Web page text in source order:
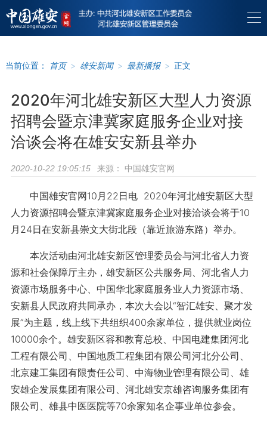
当前位置： 首页 > 雄安新闻 > 最新播报 > 正文
2020年河北雄安新区大型人力资源
招聘会暨京津冀家庭服务企业对接
洽谈会将在雄安安新县举办
2020-10-22 19:05:15 来源： 中国雄安官网
中国雄安官网10月22日电 2020年河北雄安新区大型
人力资源招聘会暨京津冀家庭服务企业对接洽谈会将于10
月24日在安新县崇文大街北段（靠近旅游东路）举办。
本次活动由河北雄安新区管理委员会与河北省人力资
源和社会保障厅主办，雄安新区公共服务局、河北省人力
资源市场服务中心、中国华北家庭服务业人力资源市场、
安新县人民政府共同承办，本次大会以“智汇雄安、聚才发
展”为主题，线上线下共组织400余家单位，提供就业岗位
10000余个。 雄安新区容和教育总校、 中国电建集团河北
工程有限公司、中国地质工程集团有限公司河北分公司、
北京建工集团有限责任公司、中海物业管理有限公司、雄
安雄企发展集团有限公司、河北雄安京雄咨询服务集团有
限公司、雄县中医医院等70余家知名企事业单位参会。